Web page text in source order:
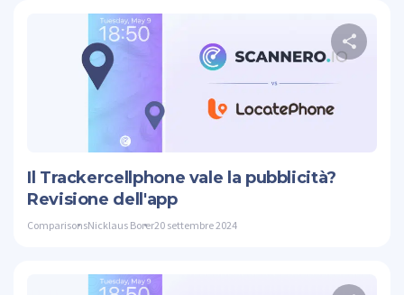
Il Trackercellphone vale la pubblicità?
Revisione dell'app
ComparisonsNicklaus Borer20 settembre 2024